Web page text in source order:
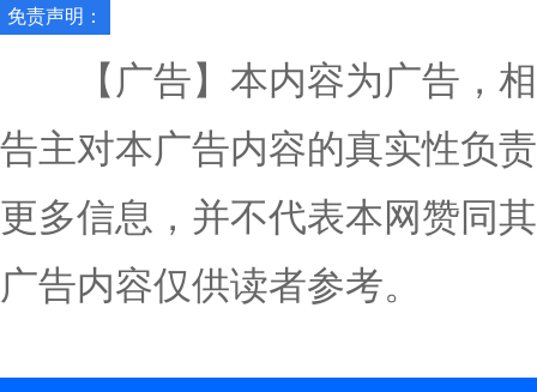
免责声明：
【广告】本内容为广告，相
告主对本广告内容的真实性负
更多信息，并不代表本网赞同
广告内容仅供读者参考。